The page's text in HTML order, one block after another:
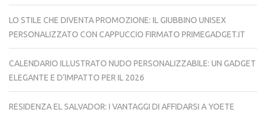
LO STILE CHE DIVENTA PROMOZIONE: IL GIUBBINO UNISEX
PERSONALIZZATO CON CAPPUCCIO FIRMATO PRIMEGADGET.IT
CALENDARIO ILLUSTRATO NUDO PERSONALIZZABILE: UN GADGET
ELEGANTE E D’IMPATTO PER IL 2026
RESIDENZA EL SALVADOR: I VANTAGGI DI AFFIDARSI A YOETE